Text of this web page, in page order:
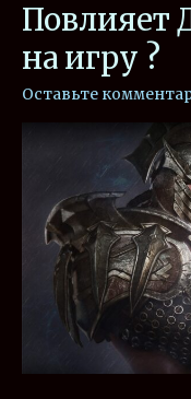
Повлияет
на игру ?
Оставьте
Повлияет
в
Лост
АРК